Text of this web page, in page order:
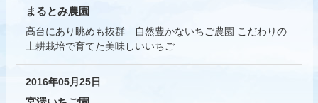
まるとみ農園
高台にあり眺めも抜群 自然豊かないちご農園 こだわりの
土耕栽培で育てた美味しいいちご
2016年05月25日